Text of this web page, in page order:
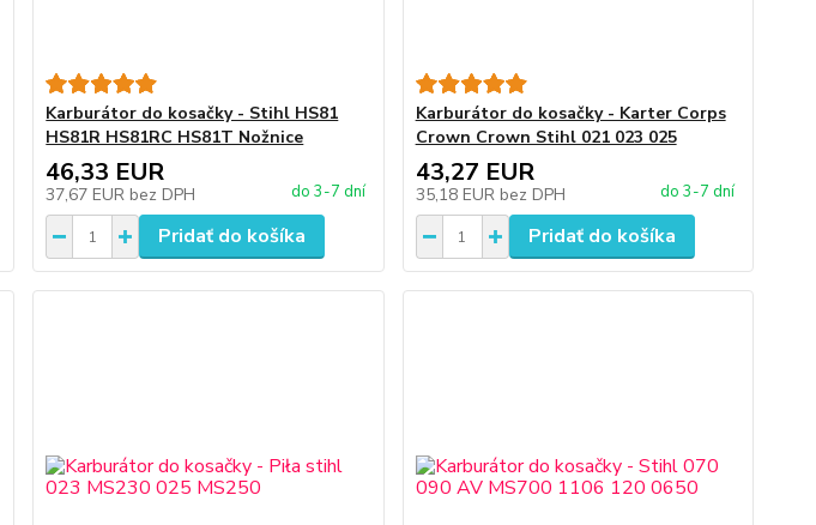
Karburátor do kosačky - Stihl HS81
HS81R HS81RC HS81T Nožnice
46,33 EUR
37,67 EUR bez DPH do 3-7 dní
Pridať do košíka
Karburátor do kosačky - Karter Corps
Crown Crown Stihl 021 023 025
43,27 EUR
35,18 EUR bez DPH do 3-7 dní
Pridať do košíka